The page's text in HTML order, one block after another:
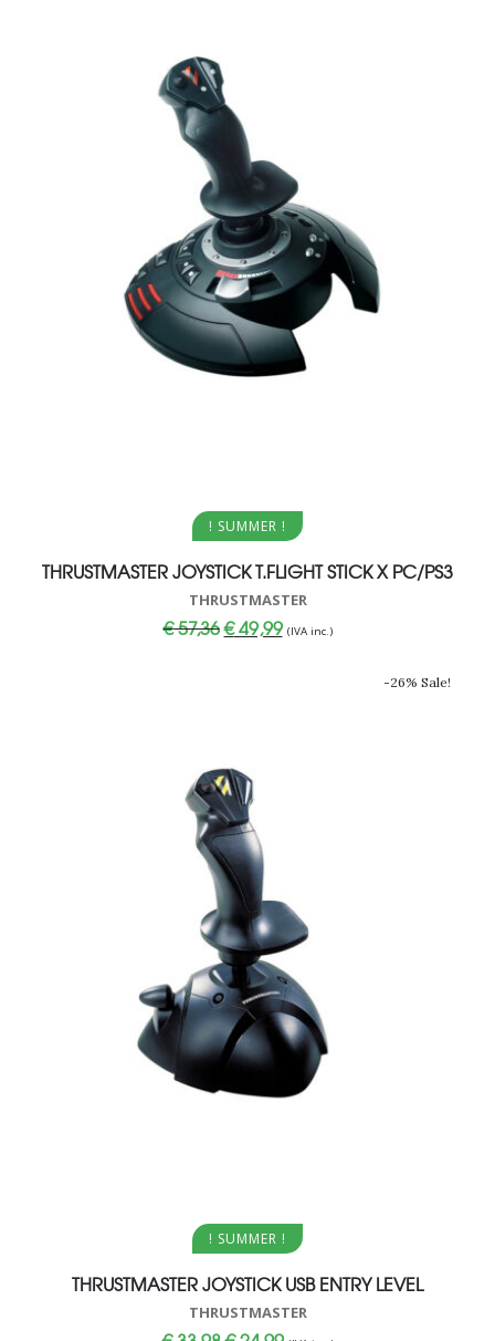
Aggiungi al carrello
! SUMMER !
THRUSTMASTER JOYSTICK T.FLIGHT STICK X PC/PS3
THRUSTMASTER
€57,36Il
prezzo
€49,99Il
prezzo
(IVA inc.)
-26% Sale!
Aggiungi al carrello
! SUMMER !
THRUSTMASTER JOYSTICK USB ENTRY LEVEL
THRUSTMASTER
Il Il